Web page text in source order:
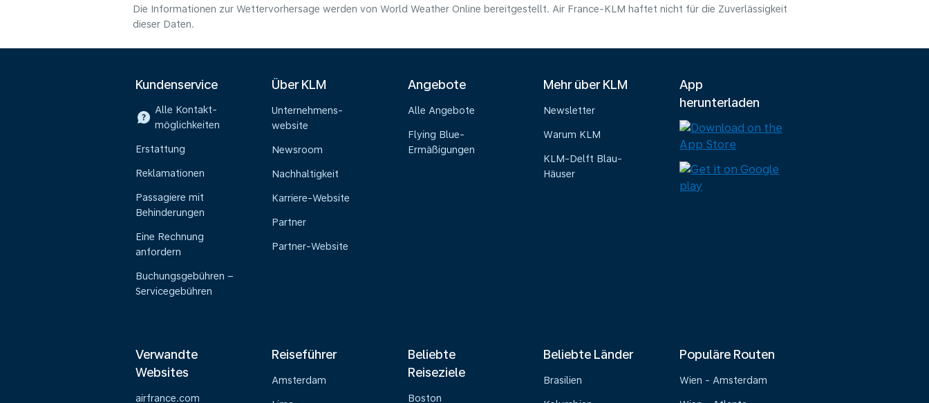
Die Informationen zur Wettervorhersage werden von World Weather Online bereitgestellt. Air France-KLM haftet nicht für die Zuverlässigkeit
dieser Daten.
Kundenservice
Alle Kontakt-
möglichkeiten
Erstattung
Reklamationen
Passagiere mit
Behinderungen
Eine Rechnung
anfordern
Buchungsgebühren –
Servicegebühren
Über KLM
Unternehmens-
website
Newsroom
Nachhaltigkeit
Karriere-Website
Partner
Partner-Website
Angebote
Alle Angebote
Flying Blue-
Ermäßigungen
Mehr über KLM
Newsletter
Warum KLM
KLM-Delft Blau-
Häuser
App
herunterladen
Verwandte
Websites
airfrance.com
Reiseführer
Amsterdam
Beliebte
Reiseziele
Boston
Beliebte Länder
Brasilien
Populäre Routen
Wien - Amsterdam